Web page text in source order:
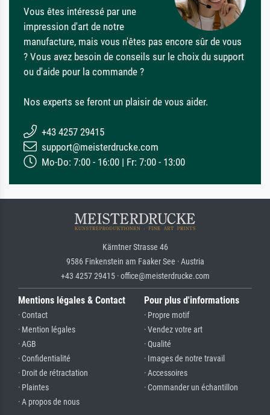
Vous êtes intéressé par une
impression d'art de notre
manufacture, mais vous n'êtes pas encore sûr de vous
? Vous avez besoin de conseils sur le choix du support
ou d'aide pour la commande ?
Nos experts se feront un plaisir de vous aider.
+43 4257 29415
support@meisterdrucke.com
Mo-Do: 7:00 - 16:00 | Fr: 7:00 - 13:00
Kärntner Strasse 46
9586 Finkenstein am Faaker See · Austria
+43 4257 29415 · office@meisterdrucke.com
Mentions légales & Contact
· Contact
· Mention légales
· AGB
· Confidentialité
· Droit de rétractation
· Plaintes
· A propos de nous
Pour plus d'informations
· Propre motif
· Vendez votre art
· Qualité
· Images de notre travail
· Accessoires
· Commander un échantillon